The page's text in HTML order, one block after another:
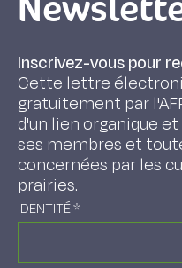
Inscrivez-vous pour
Cette lettre
gratuitement par
d'un lien organique
ses membres et
concernées par les
prairies.
IDENTITÉ*